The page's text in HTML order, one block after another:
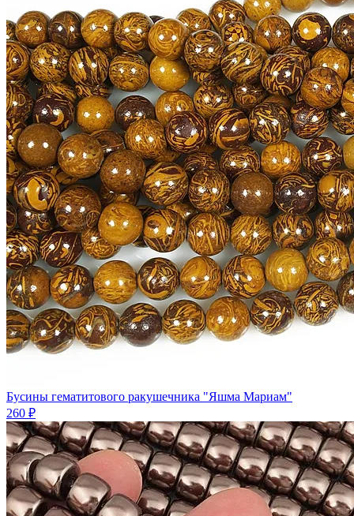
Бусины гематитового ракушечника "Яшма Мариам"
260 ₽